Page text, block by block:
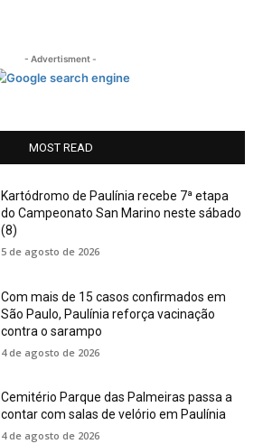
- Advertisment -
MOST READ
Kartódromo de Paulínia recebe 7ª etapa
do Campeonato San Marino neste sábado
(8)
5 de agosto de 2026
Com mais de 15 casos confirmados em
São Paulo, Paulínia reforça vacinação
contra o sarampo
4 de agosto de 2026
Cemitério Parque das Palmeiras passa a
contar com salas de velório em Paulínia
4 de agosto de 2026